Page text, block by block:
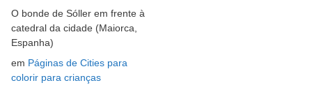
O bonde de Sóller em frente à
catedral da cidade (Maiorca,
Espanha)
em Páginas de Cities para
colorir para crianças